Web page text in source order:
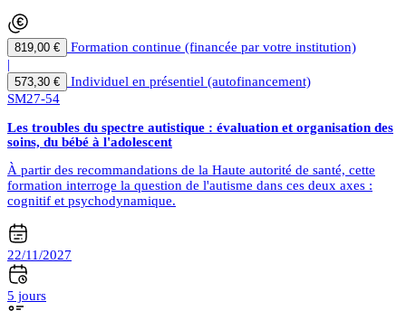
819,00 €
Formation continue (financée par votre institution)
|
573,30 €
Individuel en présentiel (autofinancement)
SM27-54
Les troubles du spectre autistique : évaluation et organisation des
soins, du bébé à l'adolescent
À partir des recommandations de la Haute autorité de santé, cette
formation interroge la question de l'autisme dans ces deux axes :
cognitif et psychodynamique.
22/11/2027
5 jours